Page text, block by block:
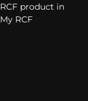
RCF product in
My RCF